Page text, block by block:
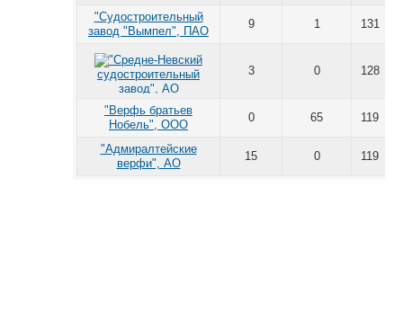
"Судостроительный
завод "Вымпел", ПАО
9 1 131
3 0 128
"Верфь братьев
Нобель", ООО
0 65 119
"Адмиралтейские
верфи", АО
15 0 119